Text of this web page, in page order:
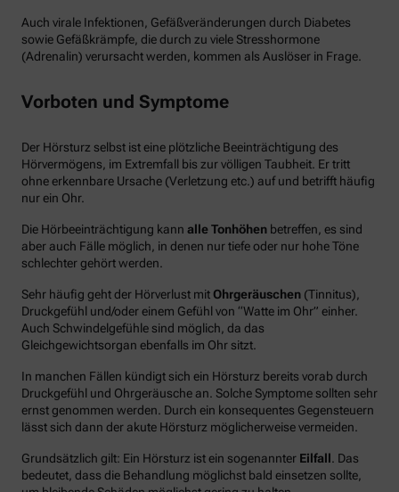
Auch virale Infektionen, Gefäßveränderungen durch Diabetes
sowie Gefäßkrämpfe, die durch zu viele Stresshormone
(Adrenalin) verursacht werden, kommen als Auslöser in Frage.
Vorboten und Symptome
Der Hörsturz selbst ist eine plötzliche Beeinträchtigung des
Hörvermögens, im Extremfall bis zur völligen Taubheit. Er tritt
ohne erkennbare Ursache (Verletzung etc.) auf und betrifft häufig
nur ein Ohr.
Die Hörbeeinträchtigung kann alle Tonhöhen betreffen, es sind
aber auch Fälle möglich, in denen nur tiefe oder nur hohe Töne
schlechter gehört werden.
Sehr häufig geht der Hörverlust mit Ohrgeräuschen (Tinnitus),
Druckgefühl und/oder einem Gefühl von “Watte im Ohr” einher.
Auch Schwindelgefühle sind möglich, da das
Gleichgewichtsorgan ebenfalls im Ohr sitzt.
In manchen Fällen kündigt sich ein Hörsturz bereits vorab durch
Druckgefühl und Ohrgeräusche an. Solche Symptome sollten sehr
ernst genommen werden. Durch ein konsequentes Gegensteuern
lässt sich dann der akute Hörsturz möglicherweise vermeiden.
Grundsätzlich gilt: Ein Hörsturz ist ein sogenannter Eilfall . Das
bedeutet, dass die Behandlung möglichst bald einsetzen sollte,